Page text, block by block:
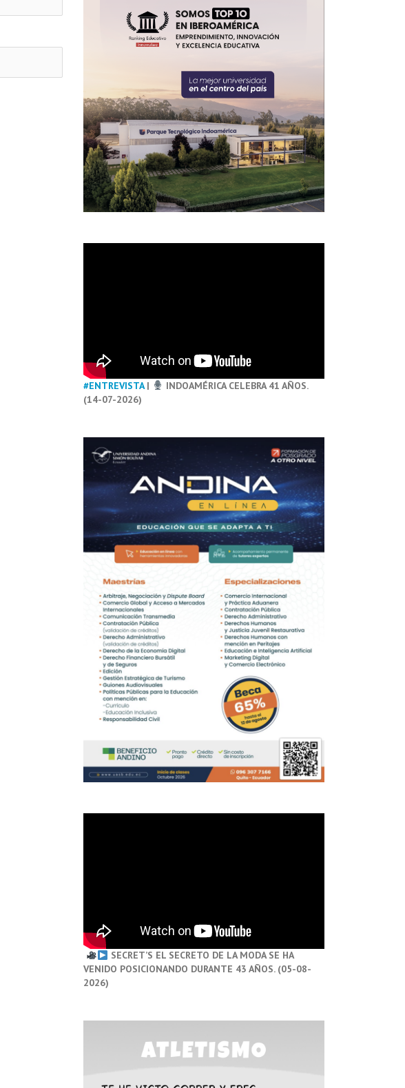
#ENTREVISTA|
INDOAMÉRICA CELEBRA 41 AÑOS.
(14-07-2026)
SECRET’S EL SECRETO DE LA MODA SE HA
VENIDO POSICIONANDO DURANTE 43 AÑOS. (05-08-
2026)